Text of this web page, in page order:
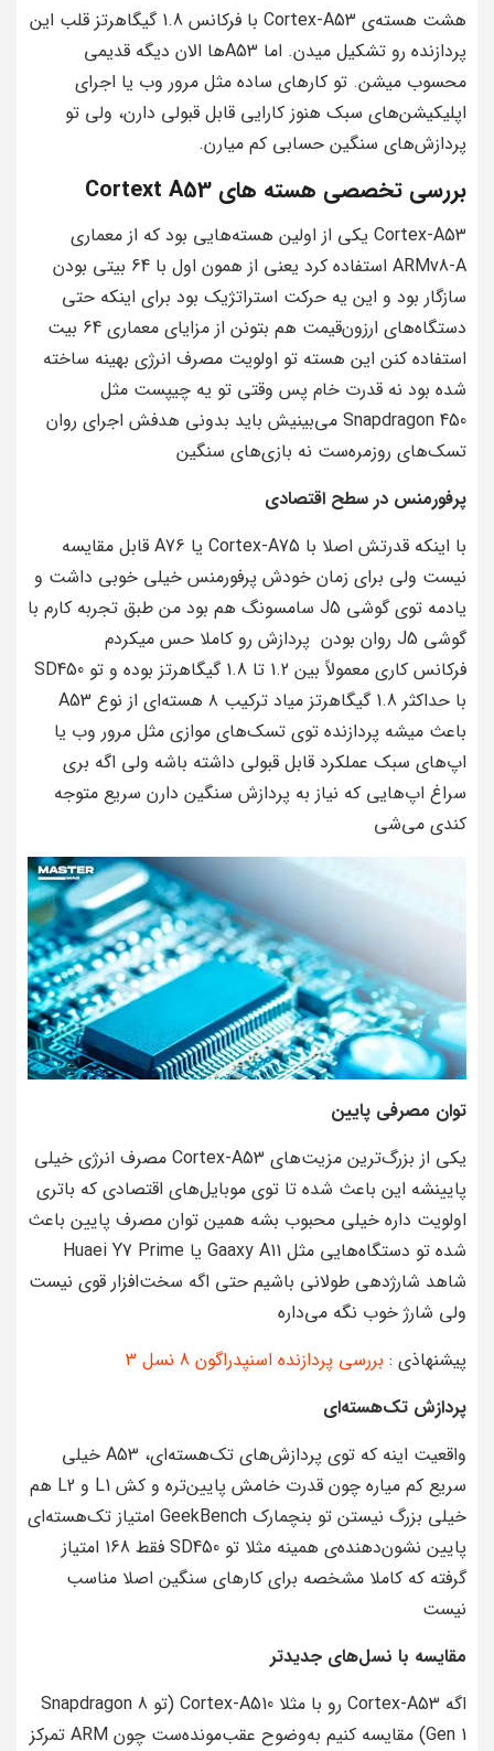
هشت هسته‌ی Cortex-A53 با فرکانس 1.8 گیگاهرتز قلب این
پردازنده رو تشکیل میدن. اما A53ها الان دیگه قدیمی
محسوب میشن. تو کارهای ساده مثل مرور وب یا اجرای
اپلیکیشن‌های سبک هنوز کارایی قابل قبولی دارن، ولی تو
پردازش‌های سنگین حسابی کم میارن.
بررسی تخصصی هسته های Cortext A53
Cortex-A53 یکی از اولین هسته‌هایی بود که از معماری
ARMv8-A استفاده کرد یعنی از همون اول با 64 بیتی بودن
سازگار بود و این یه حرکت استراتژیک بود برای اینکه حتی
دستگاه‌های ارزون‌قیمت هم بتونن از مزایای معماری 64 بیت
استفاده کنن این هسته تو اولویت مصرف انرژی بهینه ساخته
شده بود نه قدرت خام پس وقتی تو یه چیپست مثل
Snapdragon 450 می‌بینیش باید بدونی هدفش اجرای روان
تسک‌های روزمره‌ست نه بازی‌های سنگین
پرفورمنس در سطح اقتصادی
با اینکه قدرتش اصلا با Cortex-A75 یا A76 قابل مقایسه
نیست ولی برای زمان خودش پرفورمنس خیلی خوبی داشت و
یادمه توی گوشی J5 سامسونگ هم بود من طبق تجربه کارم با
گوشی J5 روان بودن پردازش رو کاملا حس میکردم
فرکانس کاری معمولاً بین 1.2 تا 1.8 گیگاهرتز بوده و تو SD450
با حداکثر 1.8 گیگاهرتز میاد ترکیب ۸ هسته‌ای از نوع A53
باعث میشه پردازنده توی تسک‌های موازی مثل مرور وب یا
اپ‌های سبک عملکرد قابل قبولی داشته باشه ولی اگه بری
سراغ اپ‌هایی که نیاز به پردازش سنگین دارن سریع متوجه
کندی می‌شی
توان مصرفی پایین
یکی از بزرگ‌ترین مزیت‌های Cortex-A53 مصرف انرژی خیلی
پایینشه این باعث شده تا توی موبایل‌های اقتصادی که باتری
اولویت داره خیلی محبوب بشه همین توان مصرف پایین باعث
شده تو دستگاه‌هایی مثل Gaaxy A11 یا Huaei Y7 Prime
شاهد شارژدهی طولانی باشیم حتی اگه سخت‌افزار قوی نیست
ولی شارژ خوب نگه می‌داره
پیشنهاذی : بررسی پردازنده اسنپدراگون 8 نسل 3
پردازش تک‌هسته‌ای
واقعیت اینه که توی پردازش‌های تک‌هسته‌ای، A53 خیلی
سریع کم میاره چون قدرت خامش پایین‌تره و کش L1 و L2 هم
خیلی بزرگ نیستن تو بنچمارک GeekBench امتیاز تک‌هسته‌ای
پایین نشون‌دهنده‌ی همینه مثلا تو SD450 فقط 168 امتیاز
گرفته که کاملا مشخصه برای کارهای سنگین اصلا مناسب
نیست
مقایسه با نسل‌های جدیدتر
اگه Cortex-A53 رو با مثلا Cortex-A510 (تو Snapdragon 8
Gen 1) مقایسه کنیم به‌وضوح عقب‌مونده‌ست چون ARM تمرکز